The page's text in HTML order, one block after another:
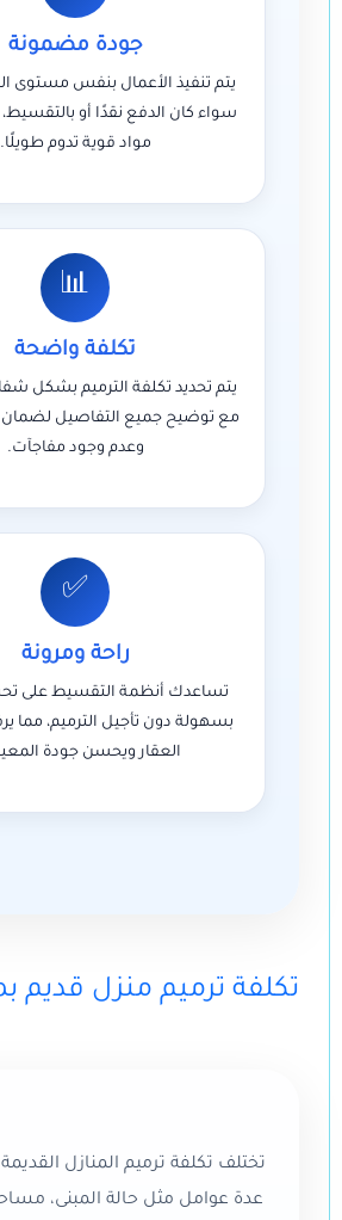
جودة مضمونة
يتم تنفيذ الأعمال بنفس مستوى
سواء كان الدفع نقدًا أو
مواد قوية تدوم طويلًا.
📊
تكلفة واضحة
يتم تحديد تكلفة الترميم بشكل
مع توضيح جميع التفاصيل لضمان
وعدم وجود مفاجآت.
✅
راحة ومرونة
تساعدك أنظمة التقسيط على
بسهولة دون تأجيل الترميم، مما
العقار ويحسن جودة
: تكلفة ترميم منزل قديم
تختلف تكلفة ترميم المنازل
عدة عوامل مثل حالة المبنى،